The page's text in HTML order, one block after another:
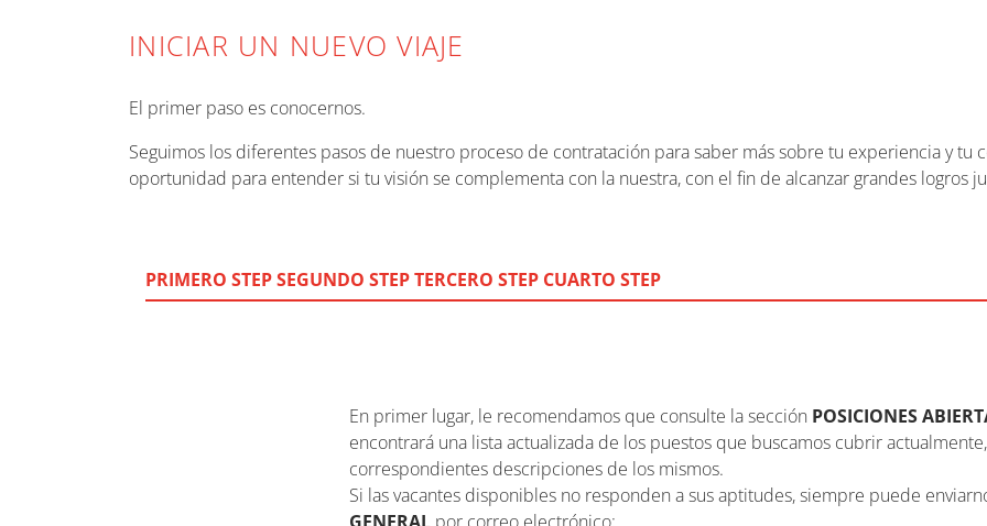
INICIAR UN NUEVO VIAJE
El primer paso es conocernos.
Seguimos los diferentes pasos de nuestro proceso de contratación para saber más sobre tu experiencia y tu
oportunidad para entender si tu visión se complementa con la nuestra, con el fin de alcanzar grandes logros
PRIMERO STEPSEGUNDO STEPTERCERO STEP CUARTO STEP
En primer lugar, le recomendamos que consulte la sección POSICIONES
encontrará una lista actualizada de los puestos que buscamos cubrir
correspondientes descripciones de los mismos.
Si las vacantes disponibles no responden a sus aptitudes, siempre puede